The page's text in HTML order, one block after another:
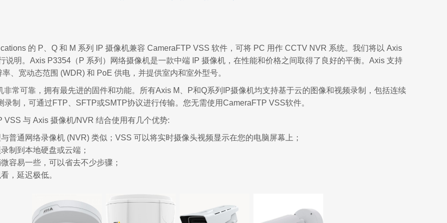
的 P、Q 和 M 系列 IP 摄像机兼容 CameraFTP VSS 软件，可将 PC 用作 CCTV NVR 系统。我们将以 Axis
说明。Axis P3354（P 系列）网络摄像机是一款中端 IP 摄像机，在性能和价格之间取得了良好的平衡。Axis 支持
、宽动态范围 (WDR) 和 PoE 供电，并提供室内和室外型号。
非常可靠，拥有最先进的固件和功能。所有Axis M、P和Q系列IP摄像机均支持基于云的图像和视频录制，包括连续
录制，可通过FTP、SFTP或SMTP协议进行传输。您无需使用CameraFTP VSS软件。
VSS 与 Axis 摄像机/NVR 结合使用有几个优势:
普通网络录像机 (NVR) 类似；VSS 可以将实时摄像头视频显示在您的电脑屏幕上；
制到本地硬盘或云端；
容易一些，可以省去不少步骤；
，延迟极低。